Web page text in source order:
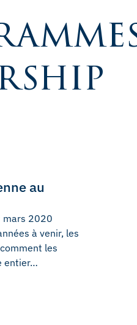
au
mars 2020
à venir, les
les
entier…